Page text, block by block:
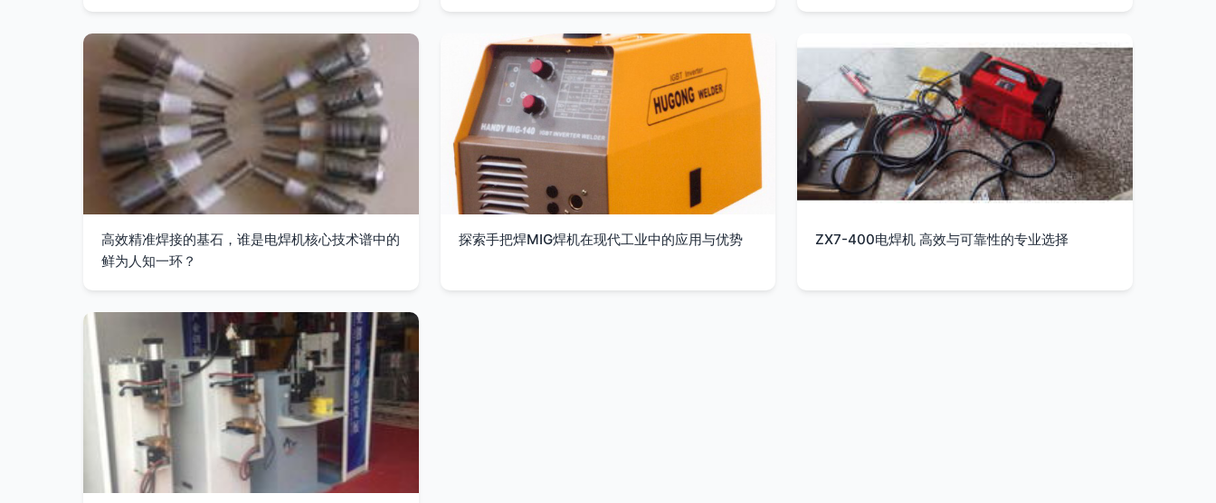
高效精准焊接的基石，谁是电焊机核心技术谱中的
鲜为人知一环？
探索手把焊MIG焊机在现代工业中的应用与优势 ZX7-400电焊机 高效与可靠性的专业选择